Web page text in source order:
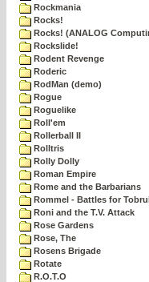
Rockmania
Rocks!
Rocks! (ANALOG
Rockslide!
Rodent Revenge
Roderic
RodMan (demo)
Rogue
Roguelike
Roll'em
Rollerball II
Rolltris
Rolly Dolly
Roman Empire
Rome and the Barbarians
Rommel - Battles for
Roni and the T.V. Attack
Rose Gardens
Rose, The
Rosens Brigade
Rotate
R.O.T.O